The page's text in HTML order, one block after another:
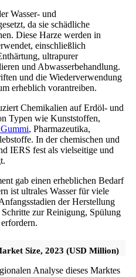
Wasser- und
da sie schädliche
Diese Harze werden in
einschließlich
ultrapurer
und Abwasserbehandlung.
und die Wiederverwendung
erheblich vorantreiben.
Chemikalien auf Erdöl- und
Typen wie Kunststoffen,
, Pharmazeutika,
In der chemischen und
IERS fest als vielseitige und
gab einen erheblichen Bedarf
ist ultrales Wasser für viele
der Herstellung
zur Reinigung, Spülung
Size, 2023 (USD Million)
Analyse dieses Marktes